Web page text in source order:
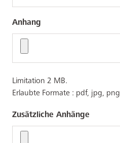
Anhang
Limitation 2 MB.
Erlaubte Formate : pdf, jpg, png
Zusätzliche Anhänge